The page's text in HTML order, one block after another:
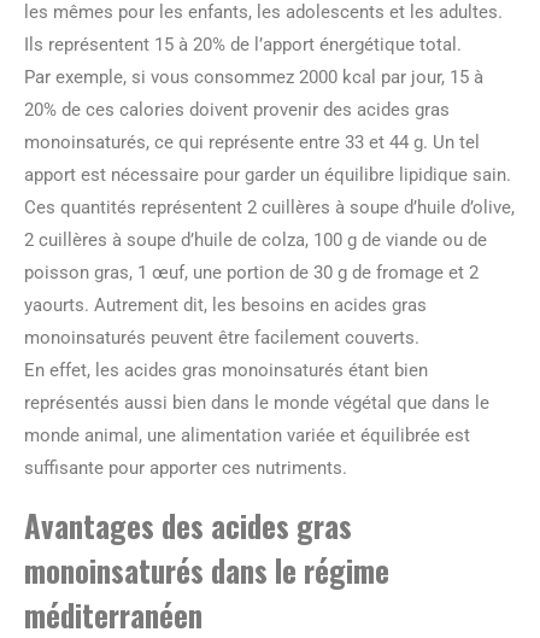
les mêmes pour les enfants, les adolescents et les adultes.
Ils représentent 15 à 20% de l’apport énergétique total.
Par exemple, si vous consommez 2000 kcal par jour, 15 à
20% de ces calories doivent provenir des acides gras
monoinsaturés, ce qui représente entre 33 et 44 g. Un tel
apport est nécessaire pour garder un équilibre lipidique sain.
Ces quantités représentent 2 cuillères à soupe d’huile d’olive,
2 cuillères à soupe d’huile de colza, 100 g de viande ou de
poisson gras, 1 œuf, une portion de 30 g de fromage et 2
yaourts. Autrement dit, les besoins en acides gras
monoinsaturés peuvent être facilement couverts.
En effet, les acides gras monoinsaturés étant bien
représentés aussi bien dans le monde végétal que dans le
monde animal, une alimentation variée et équilibrée est
suffisante pour apporter ces nutriments.
Avantages des acides gras
monoinsaturés dans le régime
méditerranéen